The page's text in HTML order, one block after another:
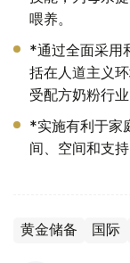
喂养。
*通过全面采用
括在人道主义
受配方奶粉行
*实施有利于家
间、空间和支持
黄金储备 国际